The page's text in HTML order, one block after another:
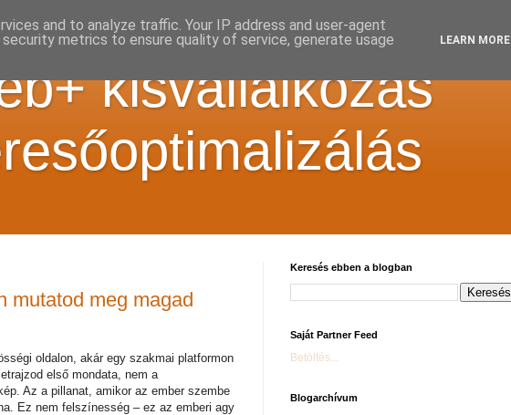
kisvállalkozás
mutatod meg magad
oldalon, akár egy szakmai platformon
első mondata, nem a
Az a pillanat, amikor az ember szembe
Ez nem felszínesség – ez az emberi agy
Keresés ebben a blogban
Saját Partner Feed
Betöltés...
Blogarchívum
and to analyze traffic. Your IP address and user-agent
metrics to ensure quality of service, generate usage
LEARN MORE